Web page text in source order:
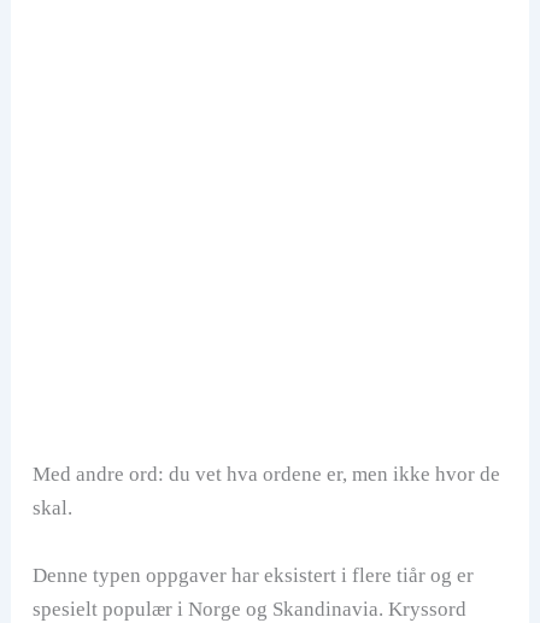
Med andre ord: du vet hva ordene er, men ikke hvor de
skal.
Denne typen oppgaver har eksistert i flere tiår og er
spesielt populær i Norge og Skandinavia. Kryssord